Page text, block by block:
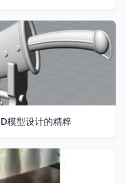
模型设计的精粹